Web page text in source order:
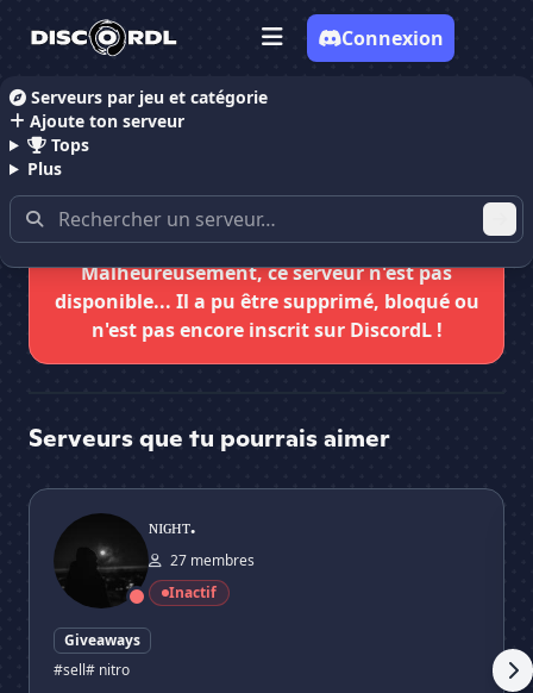
Serveurs par jeu et catégorie
Ajoute ton serveur
Tops
Plus
Connexion
Accueil Serveurs Discord Giveaways
Malheureusement, ce serveur n'est pas
disponible... Il a pu être supprimé, bloqué ou
n'est pas encore inscrit sur DiscordL !
Serveurs que tu pourrais aimer
ɴɪɢʜᴛ.
ɴɪɢʜᴛ.
27 membres
Inactif
Giveaways
#sell# nitro